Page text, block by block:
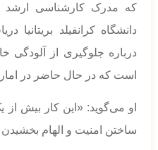
که مدرک کارشناسی ارشد
دانشگاه کرانفیلد بریتانیا
درباره جلوگیری از
است که در حال حاضر در
او می‌گوید: «این کار بیش
ساختن امنیت و الهام بخشیدن